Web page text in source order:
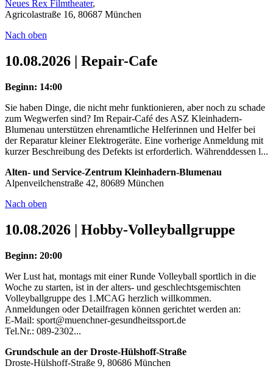
Neues Rex Filmtheater,
Agricolastraße 16, 80687 München
Nach oben
10.08.2026 | Repair-Cafe
Beginn: 14:00
Sie haben Dinge, die nicht mehr funktionieren, aber noch zu schade
zum Wegwerfen sind? Im Repair-Café des ASZ Kleinhadern-
Blumenau unterstützen ehrenamtliche Helferinnen und Helfer bei
der Reparatur kleiner Elektrogeräte. Eine vorherige Anmeldung mit
kurzer Beschreibung des Defekts ist erforderlich. Währenddessen l...
Alten- und Service-Zentrum Kleinhadern-Blumenau
Alpenveilchenstraße 42, 80689 München
Nach oben
10.08.2026 | Hobby-Volleyballgruppe
Beginn: 20:00
Wer Lust hat, montags mit einer Runde Volleyball sportlich in die
Woche zu starten, ist in der alters- und geschlechtsgemischten
Volleyballgruppe des 1.MCAG herzlich willkommen.
Anmeldungen oder Detailfragen können gerichtet werden an:
E-Mail: sport@muenchner-gesundheitssport.de
Tel.Nr.: 089-2302...
Grundschule an der Droste-Hülshoff-Straße
Droste-Hülshoff-Straße 9, 80686 München